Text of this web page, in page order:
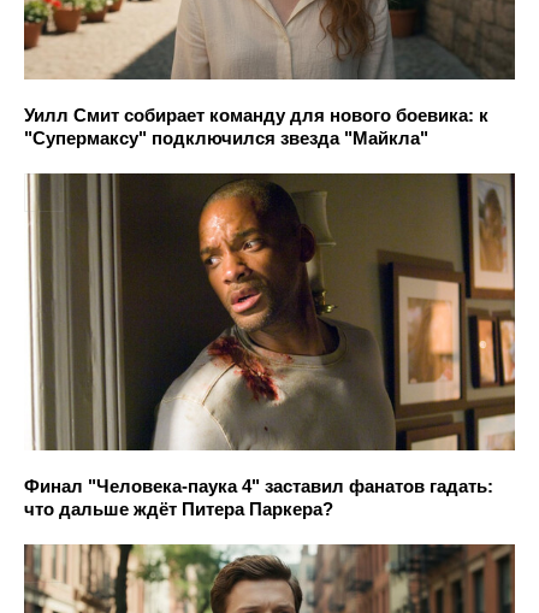
Уилл Смит собирает команду для нового боевика: к
"Супермаксу" подключился звезда "Майкла"
Финал "Человека-паука 4" заставил фанатов гадать:
что дальше ждёт Питера Паркера?